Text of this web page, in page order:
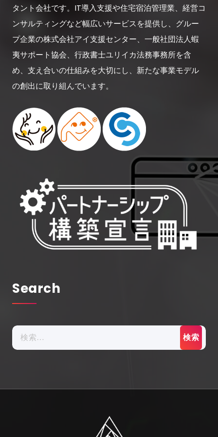
タント会社です。IT導入支援や住宅宿泊管理業、経営コ
ンサルティングなど幅広いサービスを提供し、グルー
プ企業の株式会社アイ支援センター、一般社団法人蝦
夷サポート協会、行政書士ユリイカ法務事務所を含
め、支え合いの仕組みを大切にし、新たな事業モデル
の創出に取り組んでいます。
Search
検
索: